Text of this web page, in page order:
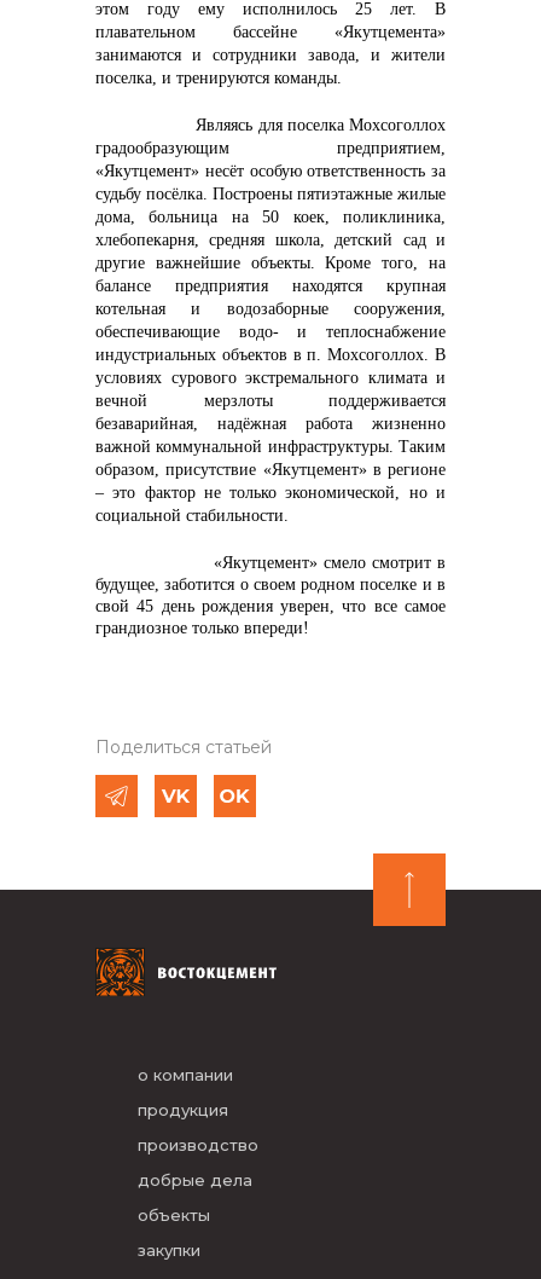
этом году ему исполнилось 25 лет. В
плавательном бассейне «Якутцемента»
занимаются и сотрудники завода, и жители
поселка, и тренируются команды.
Являясь для поселка Мохсоголлох
градообразующим предприятием,
«Якутцемент» несёт особую ответственность за
судьбу посёлка. Построены пятиэтажные жилые
дома, больница на 50 коек, поликлиника,
хлебопекарня, средняя школа, детский сад и
другие важнейшие объекты. Кроме того, на
балансе предприятия находятся крупная
котельная и водозаборные сооружения,
обеспечивающие водо- и теплоснабжение
индустриальных объектов в п. Мохсоголлох. В
условиях сурового экстремального климата и
вечной мерзлоты поддерживается
безаварийная, надёжная работа жизненно
важной коммунальной инфраструктуры. Таким
образом, присутствие «Якутцемент» в регионе
– это фактор не только экономической, но и
социальной стабильности.
«Якутцемент» смело смотрит в
будущее, заботится о своем родном поселке и в
свой 45 день рождения уверен, что все самое
грандиозное только впереди!
Поделиться статьей
о компании
продукция
производство
добрые дела
объекты
закупки